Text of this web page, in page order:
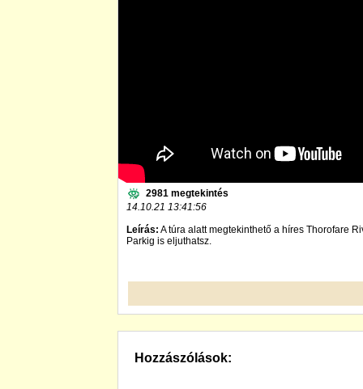
2981 megtekintés
14.10.21 13:41:56
Leírás: A túra alatt megtekinthető a híres Thorofare
Parkig is eljuthatsz.
Hozzászólások: